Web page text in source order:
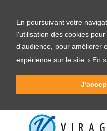
En poursuivant votre
l'utilisation des cookies
d'audience, pour améliorer
expérience sur le site › En